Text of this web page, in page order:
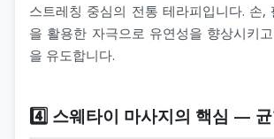
스트레칭 중심의 전통 테라피입니다. 손,
을 활용한 자극으로 유연성을 향상시키
을 유도합니다.
4️⃣ 스웨타이 마사지의 핵심 —